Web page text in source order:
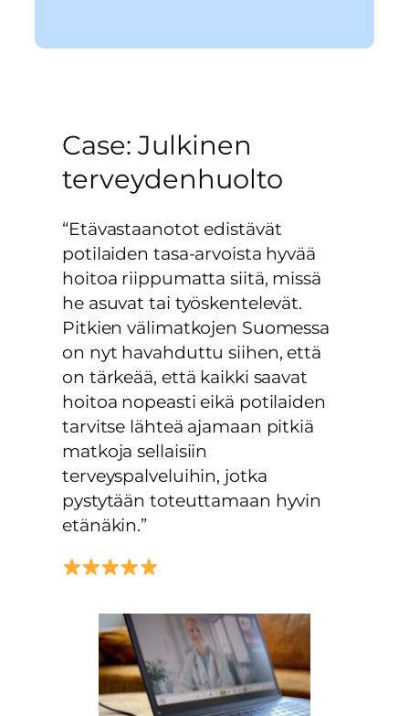
Case: Julkinen
terveydenhuolto
“Etävastaanotot edistävät
potilaiden tasa-arvoista hyvää
hoitoa riippumatta siitä, missä
he asuvat tai työskentelevät.
Pitkien välimatkojen Suomessa
on nyt havahduttu siihen, että
on tärkeää, että kaikki saavat
hoitoa nopeasti eikä potilaiden
tarvitse lähteä ajamaan pitkiä
matkoja sellaisiin
terveyspalveluihin, jotka
pystytään toteuttamaan hyvin
etänäkin.”